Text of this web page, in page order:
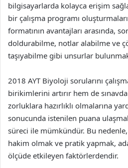
bilgisayarlarda kolayca erişim
bir çalışma programı
formatının avantajları arasında,
doldurabilme, notlar alabilme ve
taşıyabilme gibi unsurlar
2018 AYT Biyoloji sorularını
birikimlerini artırır hem de sınavda
zorluklara hazırlıklı olmalarına
sonucunda istenilen puana
süreci ile mümkündür. Bu
hakim olmak ve pratik yapmak,
ölçüde etkileyen faktörlerdendir.